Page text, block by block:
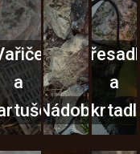
a
Nádobí
Křesadla
a
škrtadla